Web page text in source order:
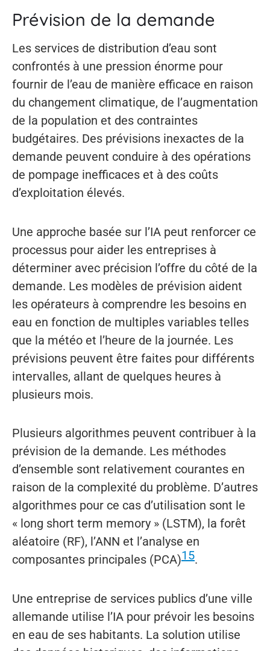
Prévision de la demande
Les services de distribution d’eau sont
confrontés à une pression énorme pour
fournir de l’eau de manière efficace en raison
du changement climatique, de l’augmentation
de la population et des contraintes
budgétaires. Des prévisions inexactes de la
demande peuvent conduire à des opérations
de pompage inefficaces et à des coûts
d’exploitation élevés.
Une approche basée sur l’IA peut renforcer ce
processus pour aider les entreprises à
déterminer avec précision l’offre du côté de la
demande. Les modèles de prévision aident
les opérateurs à comprendre les besoins en
eau en fonction de multiples variables telles
que la météo et l’heure de la journée. Les
prévisions peuvent être faites pour différents
intervalles, allant de quelques heures à
plusieurs mois.
Plusieurs algorithmes peuvent contribuer à la
prévision de la demande. Les méthodes
d’ensemble sont relativement courantes en
raison de la complexité du problème. D’autres
algorithmes pour ce cas d’utilisation sont le
« long short term memory » (LSTM), la forêt
aléatoire (RF), l’ANN et l’analyse en
composantes principales (PCA)15.
Une entreprise de services publics d’une ville
allemande utilise l’IA pour prévoir les besoins
en eau de ses habitants. La solution utilise